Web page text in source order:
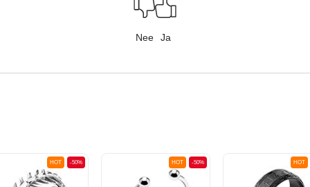
Nee Ja
-50%
HOT -50%
HOT HOT